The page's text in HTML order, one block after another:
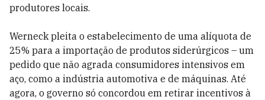
produtores locais.
Werneck pleita o estabelecimento de uma alíquota de
25% para a importação de produtos siderúrgicos – um
pedido que não agrada consumidores intensivos em
aço, como a indústria automotiva e de máquinas. Até
agora, o governo só concordou em retirar incentivos à